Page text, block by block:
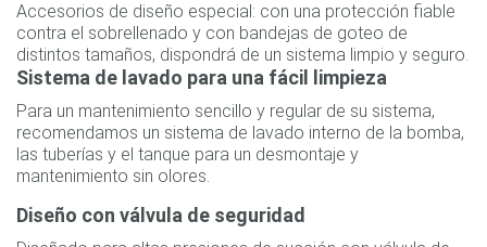
Accesorios de diseño especial: con una protección fiable
contra el sobrellenado y con bandejas de goteo de
distintos tamaños, dispondrá de un sistema limpio y seguro.
Sistema de lavado para una fácil limpieza
Para un mantenimiento sencillo y regular de su sistema,
recomendamos un sistema de lavado interno de la bomba,
las tuberías y el tanque para un desmontaje y
mantenimiento sin olores.
Diseño con válvula de seguridad